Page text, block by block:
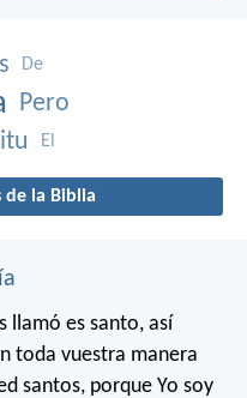
De
Pero
El
de la Biblia
llamó es santo, así
toda vuestra manera
santos, porque Yo soy